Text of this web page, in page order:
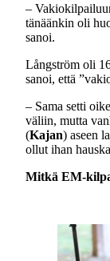
–
tänäänkin oli
sanoi.
Långström oli
sanoi, että
– Sama setti
väliin, mutta
(Kajan) aseen
ollut ihan
Mitkä EM-